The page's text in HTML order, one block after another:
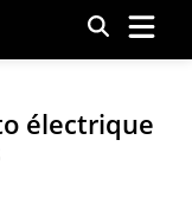
Menu
électrique